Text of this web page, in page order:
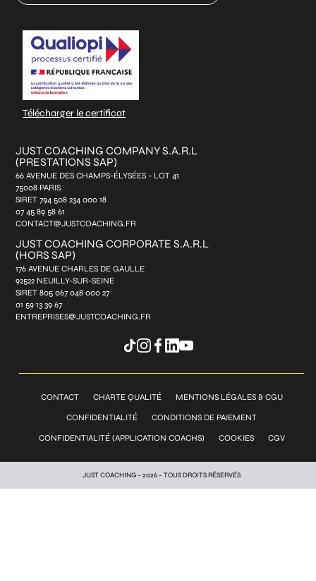
mail
*
Télécharger le certificat
JUST COACHING COMPANY S.A.R.L
(PRESTATIONS SAP)
66 AVENUE DES CHAMPS-ÉLYSÉES - LOT 41
75008 PARIS
SIRET 794 508 234 000 18
07 45 89 58 61
CONTACT@JUSTCOACHING.FR
JUST COACHING CORPORATE S.A.R.L
(HORS SAP)
176 AVENUE CHARLES DE GAULLE
92522 NEUILLY-SUR-SEINE
SIRET 805 067 048 000 27
01 59 13 39 67
ENTREPRISES@JUSTCOACHING.FR
CONTACT CHARTE QUALITÉ MENTIONS LÉGALES & CGU
CONFIDENTIALITÉ CONDITIONS DE PAIEMENT
CONFIDENTIALITÉ (APPLICATION COACHS) COOKIES CGV
JUST COACHING - 2026 - TOUS DROITS RÉSERVÉS